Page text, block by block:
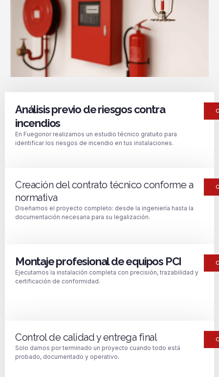
Análisis previo de riesgos contra
incendios
En Fuegonor realizamos un estudio técnico gratuito para
identificar los riesgos de incendio en tus instalaciones.
Creación del contrato técnico conforme a
normativa
Diseñamos el proyecto completo: desde la ingeniería hasta la
documentación necesaria para su legalización.
Montaje profesional de equipos PCI
Ejecutamos la instalación completa con precisión, trazabilidad y
certificación de conformidad.
Control de calidad y entrega final
Solo damos por terminado un proyecto cuando todo está
probado, documentado y operativo.